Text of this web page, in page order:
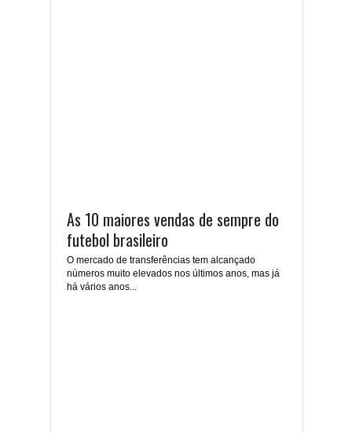
As 10 maiores vendas de sempre do
futebol brasileiro
O mercado de transferências tem alcançado
números muito elevados nos últimos anos, mas já
há vários anos...